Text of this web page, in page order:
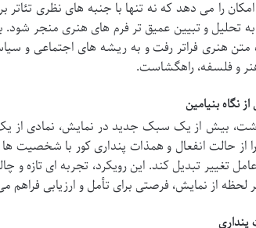
را می دهد که نه تنها با جنبه های نظری
تحلیل و تبیین عمیق تر فرم های هنری منجر شود.
هنری فراتر رفت و به ریشه های اجتماعی و
و فلسفه، راهگشاست.
نگاه بنیامین
برشت، بیش از یک سبک جدید در نمایش، نمادی از
از حالت انفعال و همذات پنداری کور با شخصیت ها و
تغییر تبدیل کند. این رویکرد، تجربه ای تازه و
لحظه از نمایش، فرصتی برای تأمل و ارزیابی فراهم
پنداری